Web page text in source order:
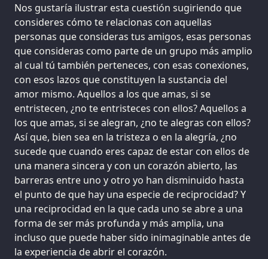
Nos gustaría ilustrar esta cuestión sugiriendo que
consideres cómo te relacionas con aquellas
personas que consideras tus amigos, esas personas
que consideras como parte de un grupo más amplio
al cual tú también perteneces, con esas conexiones,
con esos lazos que constituyen la sustancia del
amor mismo. Aquellos a los que amas, si se
entristecen, ¿no te entristeces con ellos? Aquellos a
los que amas, si se alegran, ¿no te alegras con ellos?
Así que, bien sea en la tristeza o en la alegría, ¿no
sucede que cuando eres capaz de estar con ellos de
una manera sincera y con un corazón abierto, las
barreras entre uno y otro yo han disminuido hasta
el punto de que hay una especie de reciprocidad? Y
una reciprocidad en la que cada uno se abre a una
forma de ser más profunda y más amplia, una
incluso que puede haber sido inimaginable antes de
la experiencia de abrir el corazón.